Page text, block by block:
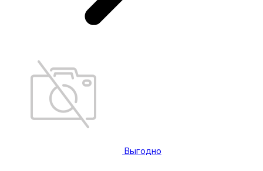
Выгодно